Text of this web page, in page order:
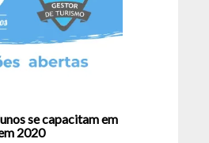
se capacitam em
2020